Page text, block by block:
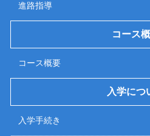
進路指導
コース
コース概要
入学につ
入学手続き